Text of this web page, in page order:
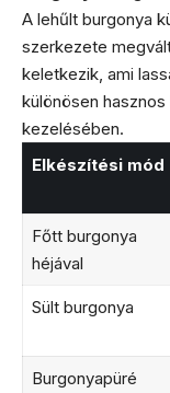
A lehűlt burgonya
szerkezete
keletkezik, ami
különösen
kezelésében.
Elkészítési mód
Főtt burgonya
héjával
Sült burgonya
Burgonyapüré